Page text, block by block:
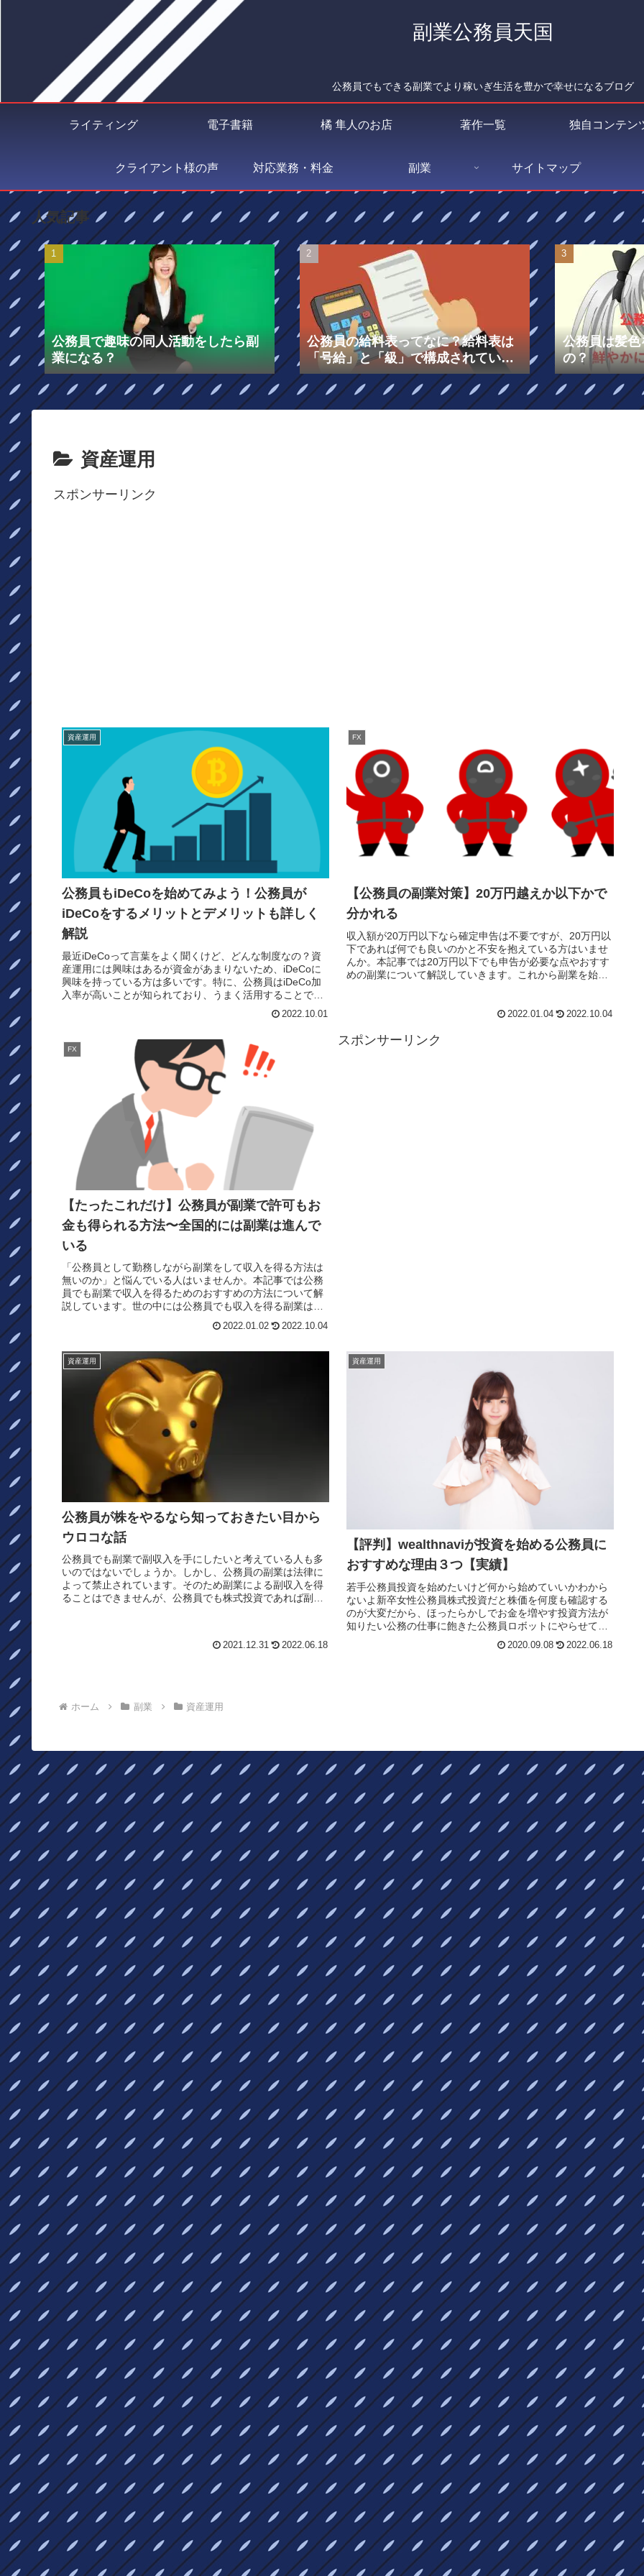
副業公務員天国
公務員でもできる副業でより稼いぎ生活を豊かで幸せになるブログ
ライティング 電子書籍 橘 隼人のお店 著作一覧 独自コンテン
クライアント様の声 対応業務・料金 副業 サイトマップ
人気記事
公務員で趣味の同人活動をしたら副
業になる？
公務員の給料表ってなに？給料表は
「号給」と「級」で構成されてい
る！￼
公務員は髪
の？
資産運用
スポンサーリンク
資産運用
公務員もiDeCoを始めてみよう！公務員が
iDeCoをするメリットとデメリットも詳しく
解説￼
最近iDeCoって言葉をよく聞くけど、どんな制度なの？資
産運用には興味はあるが資金があまりないため、iDeCoに
興味を持っている方は多いです。特に、公務員はiDeCo加
入率が高いことが知られており、うまく活用することで老
2022.10.01
FX
【公務員の副業対策】20万円越えか以下かで
分かれる
収入額が20万円以下なら確定申告は不要ですが、20万円以
下であれば何でも良いのかと不安を抱えている方はいませ
んか。本記事では20万円以下でも申告が必要な点やおすす
めの副業について解説していきます。これから副業を始め
2022.01.04 2022.10.04
FX
【たったこれだけ】公務員が副業で許可もお
金も得られる方法〜全国的には副業は進んで
いる
「公務員として勤務しながら副業をして収入を得る方法は
無いのか」と悩んでいる人はいませんか。本記事では公務
員でも副業で収入を得るためのおすすめの方法について解
説しています。世の中には公務員でも収入を得る副業はさ
まざまありますが、実際に副業を行...
2022.01.02 2022.10.04
スポンサーリンク
資産運用
公務員が株をやるなら知っておきたい目から
ウロコな話
公務員でも副業で副収入を手にしたいと考えている人も多
いのではないでしょうか。しかし、公務員の副業は法律に
よって禁止されています。そのため副業による副収入を得
ることはできませんが、公務員でも株式投資であれば副収
2021.12.31 2022.06.18
資産運用
【評判】wealthnaviが投資を始める公務員に
おすすめな理由３つ【実績】
若手公務員投資を始めたいけど何から始めていいかわから
ないよ新卒女性公務員株式投資だと株価を何度も確認する
のが大変だから、ほったらかしでお金を増やす投資方法が
知りたい公務の仕事に飽きた公務員ロボットにやらせて本
当に利益があるのか。他の人の結果...
2020.09.08 2022.06.18
ホーム 副業 資産運用